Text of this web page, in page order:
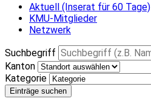
Aktuell (Inserat für 60 Tage)
KMU-Mitglieder
Netzwerk
Suchbegriff
Kanton
Kategorie
Einträge suchen